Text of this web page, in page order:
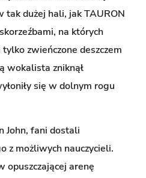
tak dużej hali, jak TAURON
na których
zwieńczone deszczem
wokalista zniknął
się w dolnym rogu
John, fani dostali
z możliwych nauczycieli.
opuszczającej arenę